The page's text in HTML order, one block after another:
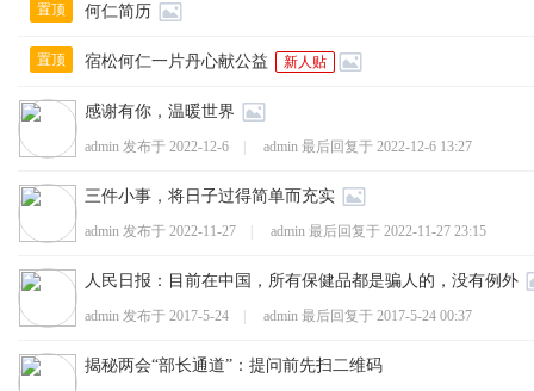
置顶 何仁简历
置顶 宿松何仁一片丹心献公益 新人贴
感谢有你，温暖世界
admin 发布于 2022-12-6 admin 最后回复于 2022-12-6 13:27
三件小事，将日子过得简单而充实
admin 发布于 2022-11-27 admin 最后回复于 2022-11-27 23:15
人民日报：目前在中国，所有保健品都是骗人的，没有例外
admin 发布于 2017-5-24 admin 最后回复于 2017-5-24 00:37
揭秘两会“部长通道”：提问前先扫二维码